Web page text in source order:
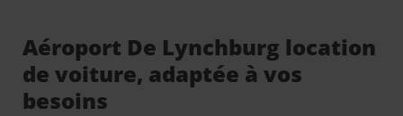
Aéroport De Lynchburg location
de voiture, adaptée à vos
besoins